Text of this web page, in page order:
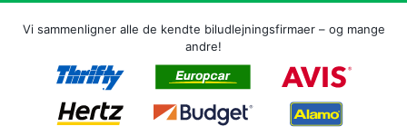
Vi sammenligner alle de kendte biludlejningsfirmaer – og mange
andre!